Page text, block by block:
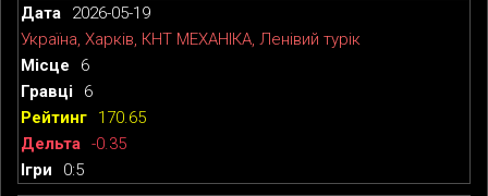
2026-05-19
Україна, Харків, КНТ МЕХАНІКА, Ленівий турік
6
6
170.65
-0.35
0:5